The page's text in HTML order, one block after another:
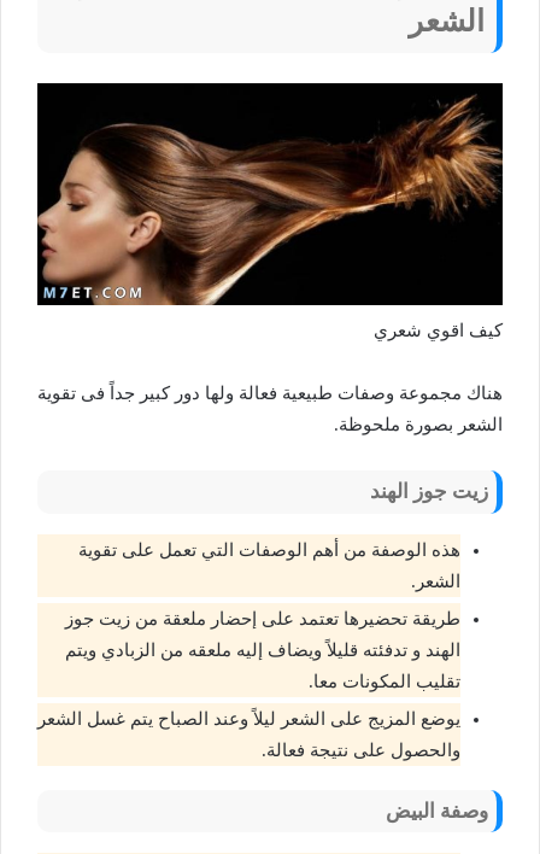
الشعر
كيف اقوي شعري
هناك مجموعة وصفات طبيعية فعالة ولها دور كبير جداً فى تقوية
الشعر بصورة ملحوظة.
زيت جوز الهند
هذه الوصفة من أهم الوصفات التي تعمل على تقوية
الشعر.
طريقة تحضيرها تعتمد على إحضار ملعقة من زيت جوز
الهند و تدفئته قليلاً ويضاف إليه ملعقه من الزبادي ويتم
تقليب المكونات معا.
يوضع المزيج على الشعر ليلاً وعند الصباح يتم غسل الشعر
والحصول على نتيجة فعالة.
وصفة البيض